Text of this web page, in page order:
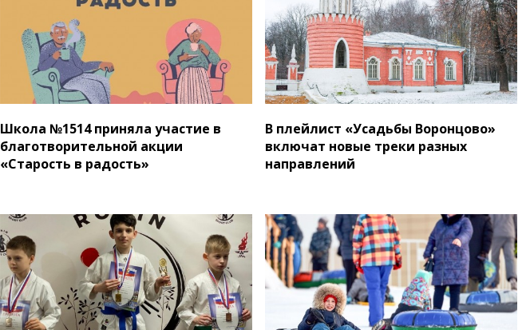
Школа №1514 приняла участие в
благотворительной акции
«Старость в радость»
В плейлист «Усадьбы Воронцово»
включат новые треки разных
направлений